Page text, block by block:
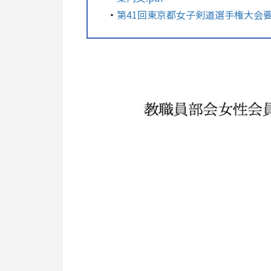
・ 第41回東京都女子剣道選手権大会